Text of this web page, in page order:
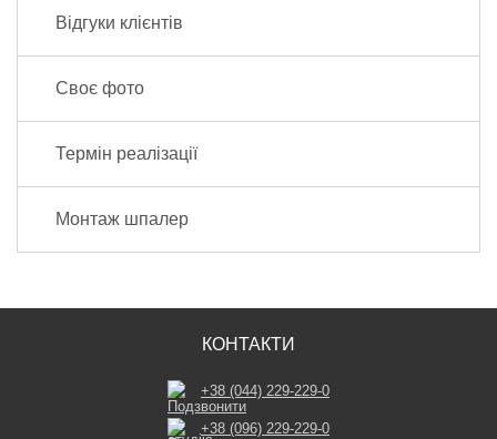
Відгуки клієнтів
Своє фото
Термін реалізації
Монтаж шпалер
КОНТАКТИ
+38 (044) 229-229-0
+38 (096) 229-229-0